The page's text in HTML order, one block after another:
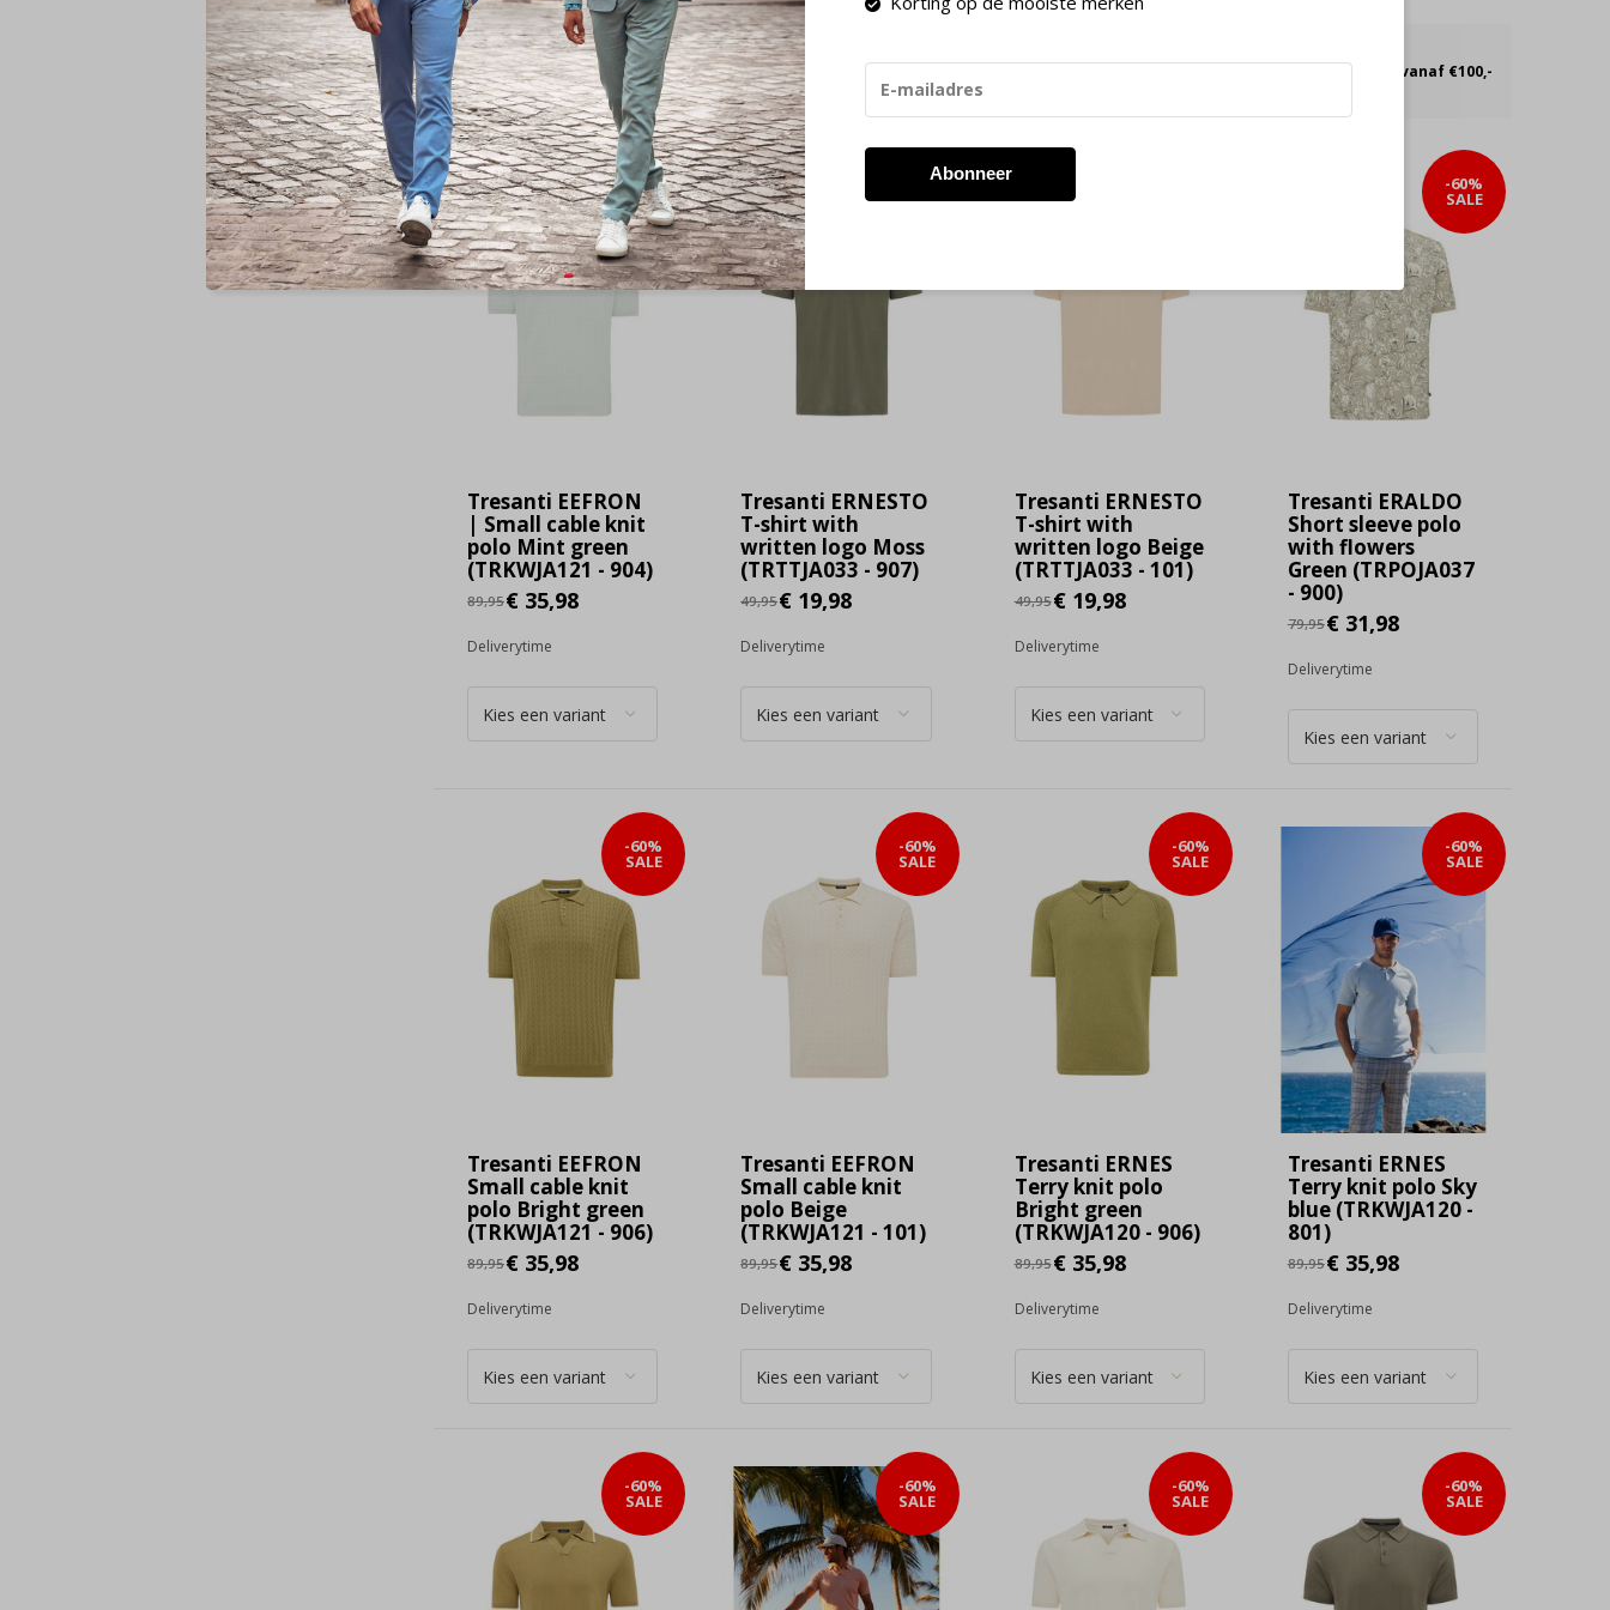
Voor 23:59 besteld, de volgende werkdag in huis! Gratis verzending vanaf €100,-
Tresanti EEFRON
| Small cable knit
polo Mint green
(TRKWJA121 - 904)
-60%
SALE
89,95€ 35,98
Deliverytime
Tresanti ERNESTO
T-shirt with
written logo Moss
(TRTTJA033 - 907)
-60%
SALE
49,95€ 19,98
Deliverytime
Tresanti ERNESTO
T-shirt with
written logo Beige
(TRTTJA033 - 101)
49,95€ 19,98
Deliverytime
Tresanti ERALDO
Short sleeve polo
with flowers
Green (TRPOJA037
- 900)
-60%
SALE
79,95€ 31,98
Deliverytime
Tresanti EEFRON
Small cable knit
polo Bright green
(TRKWJA121 - 906)
-60%
SALE
89,95€ 35,98
Deliverytime
Tresanti EEFRON
Small cable knit
polo Beige
(TRKWJA121 - 101)
-60%
SALE
89,95€ 35,98
Deliverytime
Tresanti ERNES
Terry knit polo
Bright green
(TRKWJA120 - 906)
-60%
SALE
89,95€ 35,98
Deliverytime
Tresanti ERNES
Terry knit polo Sky
blue (TRKWJA120 -
801)
-60%
SALE
89,95€ 35,98
Deliverytime
-60%
SALE
-60%
SALE
-60%
SALE
-60%
SALE
Abonneer